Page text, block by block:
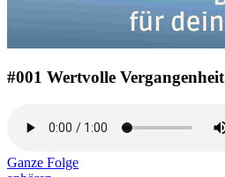
#001 Wertvolle Vergangenheit
Ganze Folge